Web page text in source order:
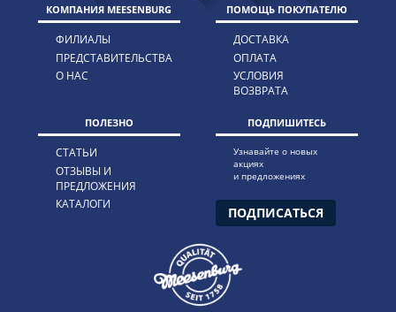
КОМПАНИЯ MEESENBURG
ФИЛИАЛЫ
ПРЕДСТАВИТЕЛЬСТВА
О НАС
ПОМОЩЬ ПОКУПАТЕЛЮ
ДОСТАВКА
ОПЛАТА
УСЛОВИЯ
ВОЗВРАТА
ПОЛЕЗНО
СТАТЬИ
ОТЗЫВЫ И
ПРЕДЛОЖЕНИЯ
КАТАЛОГИ
ПОДПИШИТЕСЬ
Узнавайте о новых
акциях
и предложениях
ПОДПИСАТЬСЯ